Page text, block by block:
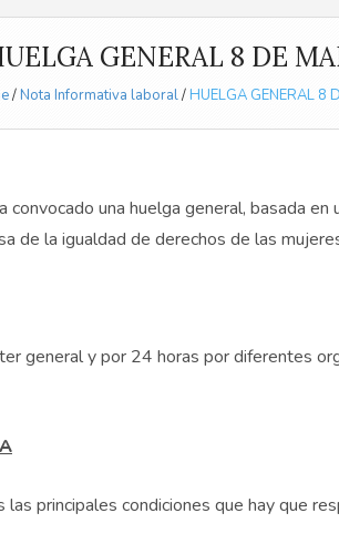
GENERAL 8 DE
/Nota Informativa laboral/HUELGA GENERAL 8
una huelga general, basada en
de la igualdad de derechos de las
general y por 24 horas por diferentes
principales condiciones que hay que